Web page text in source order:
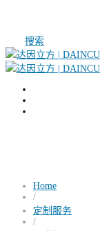
搜索
Home
/
定制服务
/